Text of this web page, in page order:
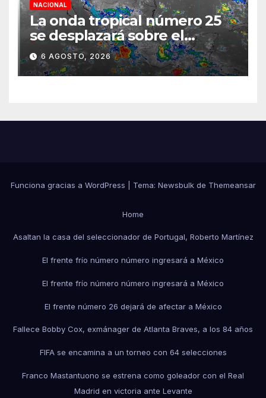
NACIONAL
La onda tropical número 25
se desplazará sobre el
sureste mexicano
6 AGOSTO, 2026
Funciona gracias a WordPress Tema: Newsbulkde Themeansar
Home
Asaltan la casa del seleccionador de Portugal, Roberto Martínez
El frente frío número número ingresará a México
El frente frío número número ingresará a México
El frente número 26 dejará de afectar a México
Fallece Bobby Cox, exmánager de Atlanta Braves, a los 84 años
FIFA se encamina a un torneo con 64 selecciones
Franco Mastantuono se estrena como goleador con el Real
Madrid en victoria ante Levante